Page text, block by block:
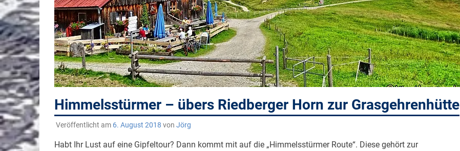
Himmelsstürmer – übers Riedberger Horn zur Grasgehrenhütte
Veröffentlicht am 6. August 2018 von Jörg
Habt Ihr Lust auf eine Gipfeltour? Dann kommt mit auf die „Himmelsstürmer Route“. Diese gehört zur